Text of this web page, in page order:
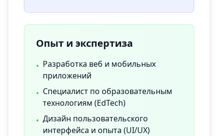
Опыт и экспертиза
• Разработка веб и мобильных
приложений
• Специалист по образовательным
технологиям (EdTech)
• Дизайн пользовательского
интерфейса и опыта (UI/UX)